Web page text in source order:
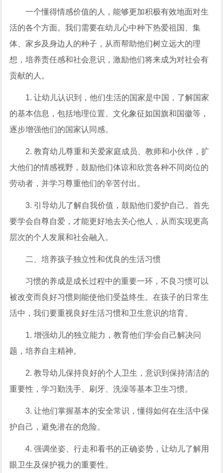
一个懂得情感价值的人，能够更加积极有效地面对生
活的各个方面。我们需要在幼儿心中种下热爱祖国、集
体、家乡及身边人的种子，从而帮助他们树立远大的理
想，培养责任感和社会意识，激励他们将来成为对社会有
贡献的人。
1. 让幼儿认识到，他们生活的国家是中国，了解国家
的基本信息，包括地理位置、文化象征如国旗和国徽等，
逐步增强他们的国家认同感。
2. 教育幼儿尊重和关爱家庭成员、教师和小伙伴，扩
大他们的情感视野，鼓励他们体谅和欣赏各种不同岗位的
劳动者，并学习尊重他们的辛苦付出。
3. 引导幼儿了解自我价值，鼓励他们爱护自己。首先
要学会自尊自爱，才能更好地去关心他人，从而实现更高
层次的个人发展和社会融入。
二、培养孩子独立性和优良的生活习惯
习惯的养成是成长过程中的重要一环，不良习惯可以
被改变而良好习惯则能使他们受益终生。在孩子的日常生
活中，我们要重视良好生活习惯和卫生意识的培育。
1. 增强幼儿的独立能力，教育他们学会自己解决问
题，培养自主精神。
2. 教导幼儿保持良好的个人卫生，意识到保持清洁的
重要性，学习勤洗手、刷牙、洗澡等基本卫生习惯。
3. 让他们掌握基本的安全常识，懂得如何在生活中保
护自己，避免潜在的危险。
4. 强调坐姿、行走和看书的正确姿势，让幼儿了解用
眼卫生及保护视力的重要性。